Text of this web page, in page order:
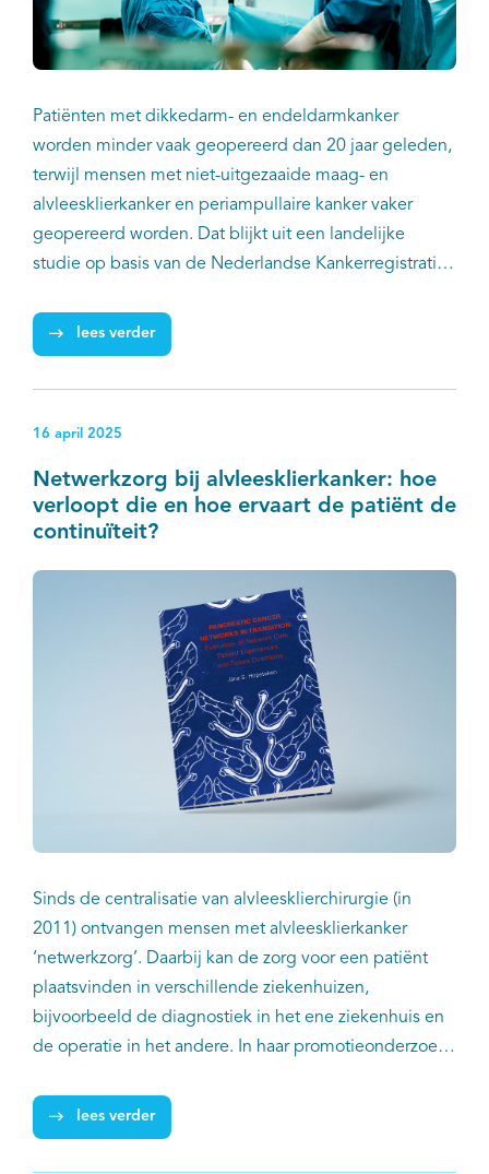
Patiënten met dikkedarm- en endeldarmkanker
worden minder vaak geopereerd dan 20 jaar geleden,
terwijl mensen met niet-uitgezaaide maag- en
alvleesklierkanker en periampullaire kanker vaker
geopereerd worden. Dat blijkt uit een landelijke
studie op basis van de Nederlandse Kankerregistratie
Nederland (IKNL) analyseerden gegevens van meer
dan 319.000 patiënten met kanker aan de
lees verder
16 april 2025
Netwerkzorg bij alvleesklierkanker: hoe
verloopt die en hoe ervaart de patiënt de
continuïteit?
Sinds de centralisatie van alvleesklierchirurgie (in
2011) ontvangen mensen met alvleesklierkanker
‘netwerkzorg’. Daarbij kan de zorg voor een patiënt
plaatsvinden in verschillende ziekenhuizen,
bijvoorbeeld de diagnostiek in het ene ziekenhuis en
de operatie in het andere. In haar promotieonderzoek
onderzoeker Jana Hopstaken voor het eerst of deze
netwerkzorg nadelige effecten heeft op de kwaliteit
lees verder